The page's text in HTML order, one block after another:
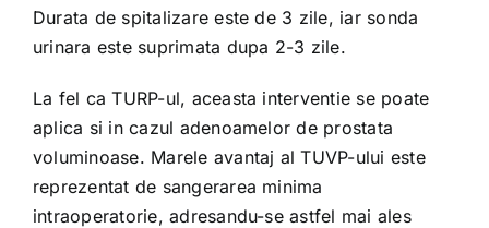
Durata de spitalizare este de 3 zile, iar sonda
urinara este suprimata dupa 2-3 zile.
La fel ca TURP-ul, aceasta interventie se poate
aplica si in cazul adenoamelor de prostata
voluminoase. Marele avantaj al TUVP-ului este
reprezentat de sangerarea minima
intraoperatorie, adresandu-se astfel mai ales